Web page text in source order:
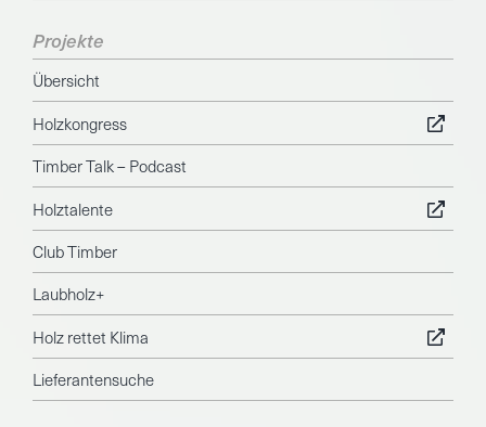
Projekte
Übersicht
Holzkongress
Timber Talk – Podcast
Holztalente
Club Timber
Laubholz+
Holz rettet Klima
Lieferantensuche